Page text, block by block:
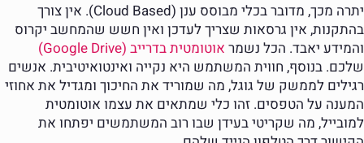
יתרה מכך, מדובר בכלי מבוסס ענן (Cloud Based). אין צורך
בהתקנות, אין גרסאות שצריך לעדכן ואין חשש שהמחשב יקרוס
והמידע יאבד. הכל נשמר אוטומטית בדרייב (Google Drive)
שלכם. בנוסף, חווית המשתמש היא נקייה ואינטואיטיבית. אנשים
רגילים לממשק של גוגל, מה שמוריד את החיכוך ומגדיל את אחוזי
המענה על הטפסים. זהו כלי שמתאים את עצמו אוטומטית
למובייל, מה שקריטי בעידן שבו רוב המשתמשים יפתחו את